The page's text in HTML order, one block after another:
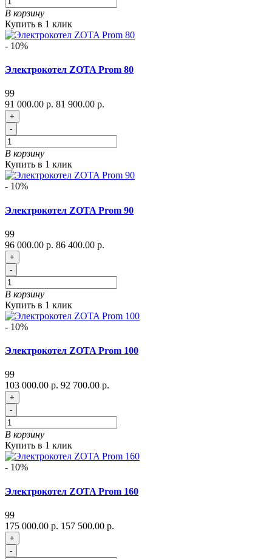
В корзину
Купить в 1 клик
- 10%
Электрокотел ZOTA Prom 80
99
91 000.00 р. 81 900.00 р.
+
-
В корзину
Купить в 1 клик
- 10%
Электрокотел ZOTA Prom 90
99
96 000.00 р. 86 400.00 р.
+
-
В корзину
Купить в 1 клик
- 10%
Электрокотел ZOTA Prom 100
99
103 000.00 р. 92 700.00 р.
+
-
В корзину
Купить в 1 клик
- 10%
Электрокотел ZOTA Prom 160
99
175 000.00 р. 157 500.00 р.
+
-